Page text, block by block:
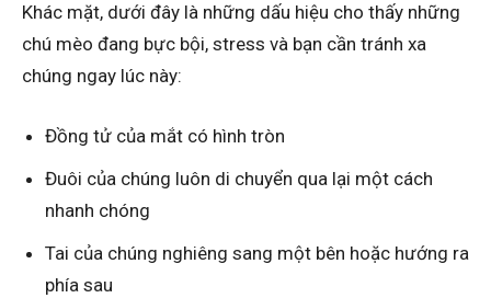
Khác mặt, dưới đây là những dấu hiệu cho thấy những
chú mèo đang bực bội, stress và bạn cần tránh xa
chúng ngay lúc này:
Đồng tử của mắt có hình tròn
Đuôi của chúng luôn di chuyển qua lại một cách
nhanh chóng
Tai của chúng nghiêng sang một bên hoặc hướng ra
phía sau